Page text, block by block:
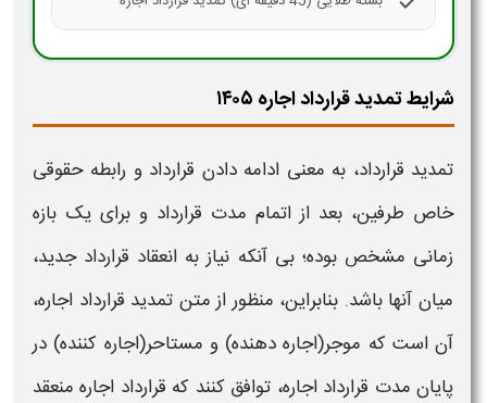
شرایط تمدید قرارداد اجاره ۱۴۰۵
تمدید قرارداد، به معنی ادامه دادن قراردادو رابطه حقوقی
خاص طرفین، بعد از اتمام مدت قرارداد و برای یک بازه
زمانی مشخص بوده؛ بی آنکه نیاز به انعقاد قرارداد جدید،
میان آنها باشد. بنابراین، منظور از متن تمدید قرارداد اجاره،
آن است که موجر(اجاره دهنده) و مستاحر(اجاره کننده) در
پایان مدت قرارداد اجاره، توافق کنند که قرارداد اجارهمنعقد